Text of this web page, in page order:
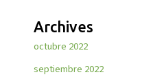
Archives
octubre 2022
septiembre 2022